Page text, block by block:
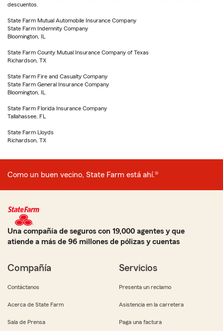
descuentos.
State Farm Mutual Automobile Insurance Company
State Farm Indemnity Company
Bloomington, IL
State Farm County Mutual Insurance Company of Texas
Richardson, TX
State Farm Fire and Casualty Company
State Farm General Insurance Company
Bloomington, IL
State Farm Florida Insurance Company
Tallahassee, FL
State Farm Lloyds
Richardson, TX
Como un buen vecino, State Farm está ahí.®
Una compañía de seguros con 19,000 agentes y que
atiende a más de 96 millones de pólizas y cuentas
Compañía
Contáctanos
Acerca de State Farm
Sala de Prensa
Servicios
Presenta un reclamo
Asistencia en la carretera
Paga una factura